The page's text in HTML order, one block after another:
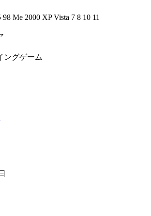
98 Me 2000 XP Vista 7 8 10 11
ングゲーム